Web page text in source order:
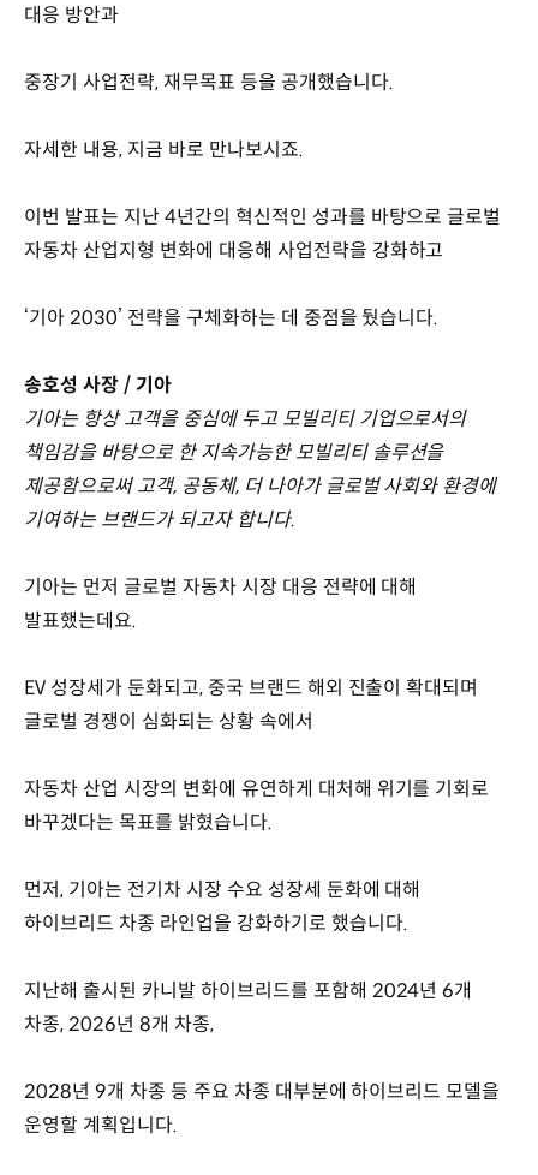
대응 방안과
중장기 사업전략, 재무목표 등을 공개했습니다.
자세한 내용, 지금 바로 만나보시죠.
이번 발표는 지난 4년간의 혁신적인 성과를 바탕으로 글로벌
자동차 산업지형 변화에 대응해 사업전략을 강화하고
‘기아 2030’ 전략을 구체화하는 데 중점을 뒀습니다.
송호성 사장 / 기아
기아는 항상 고객을 중심에 두고 모빌리티 기업으로서의
책임감을 바탕으로 한 지속가능한 모빌리티 솔루션을
제공함으로써 고객, 공동체, 더 나아가 글로벌 사회와 환경에
기여하는 브랜드가 되고자 합니다.
기아는 먼저 글로벌 자동차 시장 대응 전략에 대해
발표했는데요.
EV 성장세가 둔화되고, 중국 브랜드 해외 진출이 확대되며
글로벌 경쟁이 심화되는 상황 속에서
자동차 산업 시장의 변화에 유연하게 대처해 위기를 기회로
바꾸겠다는 목표를 밝혔습니다.
먼저, 기아는 전기차 시장 수요 성장세 둔화에 대해
하이브리드 차종 라인업을 강화하기로 했습니다.
지난해 출시된 카니발 하이브리드를 포함해 2024년 6개
차종, 2026년 8개 차종,
2028년 9개 차종 등 주요 차종 대부분에 하이브리드 모델을
운영할 계획입니다.